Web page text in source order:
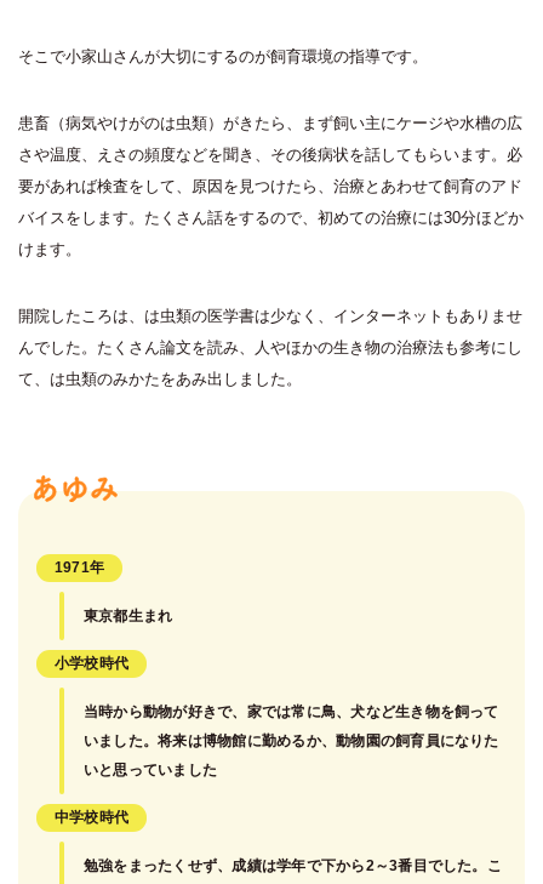
そこで小家山さんが大切にするのが飼育環境の指導です。
患畜（病気やけがのは虫類）がきたら、まず飼い主にケージや水槽の広
さや温度、えさの頻度などを聞き、その後病状を話してもらいます。必
要があれば検査をして、原因を見つけたら、治療とあわせて飼育のアド
バイスをします。たくさん話をするので、初めての治療には30分ほどか
けます。
開院したころは、は虫類の医学書は少なく、インターネットもありませ
んでした。たくさん論文を読み、人やほかの生き物の治療法も参考にし
て、は虫類のみかたをあみ出しました。
1971年
東京都生まれ
小学校時代
当時から動物が好きで、家では常に鳥、犬など生き物を飼って
いました。将来は博物館に勤めるか、動物園の飼育員になりた
いと思っていました
中学校時代
勉強をまったくせず、成績は学年で下から2～3番目でした。こ